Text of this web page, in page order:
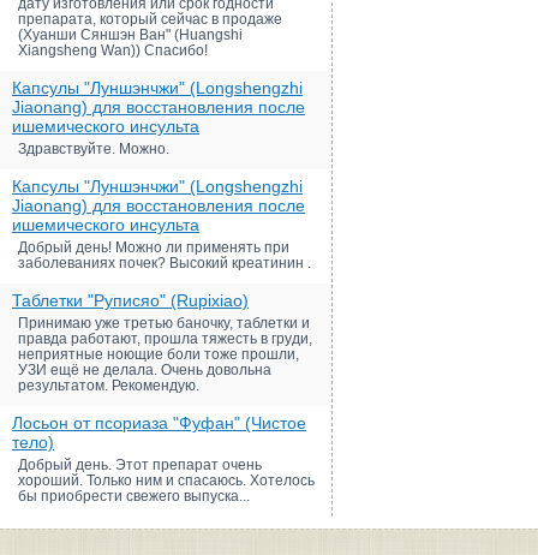
дату изготовления или срок годности
препарата, который сейчас в продаже
(Хуанши Сяншэн Ван" (Huangshi
Xiangsheng Wan)) Спасибо!
Капсулы "Луншэнчжи" (Longshengzhi
Jiaonang) для восстановления после
ишемического инсульта
Здравствуйте. Можно.
Капсулы "Луншэнчжи" (Longshengzhi
Jiaonang) для восстановления после
ишемического инсульта
Добрый день! Можно ли применять при
заболеваниях почек? Высокий креатинин .
Таблетки "Руписяо" (Rupixiao)
Принимаю уже третью баночку, таблетки и
правда работают, прошла тяжесть в груди,
неприятные ноющие боли тоже прошли,
УЗИ ещё не делала. Очень довольна
результатом. Рекомендую.
Лосьон от псориаза "Фуфан" (Чистое
тело)
Добрый день. Этот препарат очень
хороший. Только ним и спасаюсь. Хотелось
бы приобрести свежего выпуска...